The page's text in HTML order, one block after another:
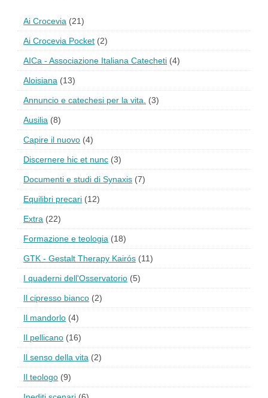
Ai Crocevia (21)
Ai Crocevia Pocket (2)
AICa - Associazione Italiana Catecheti (4)
Aloisiana (13)
Annuncio e catechesi per la vita. (3)
Ausilia (8)
Capire il nuovo (4)
Discernere hic et nunc (3)
Documenti e studi di Synaxis (7)
Equilibri precari (12)
Extra (22)
Formazione e teologia (18)
GTK - Gestalt Therapy Kairós (11)
I quaderni dell'Osservatorio (5)
Il cipresso bianco (2)
Il mandorlo (4)
Il pellicano (16)
Il senso della vita (2)
Il teologo (9)